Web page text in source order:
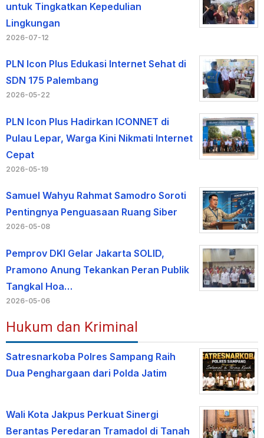
untuk Tingkatkan Kepedulian
Lingkungan
2026-07-12
PLN Icon Plus Edukasi Internet Sehat di
SDN 175 Palembang
2026-05-22
PLN Icon Plus Hadirkan ICONNET di
Pulau Lepar, Warga Kini Nikmati Internet
Cepat
2026-05-19
Samuel Wahyu Rahmat Samodro Soroti
Pentingnya Penguasaan Ruang Siber
2026-05-08
Pemprov DKI Gelar Jakarta SOLID,
Pramono Anung Tekankan Peran Publik
Tangkal Hoa…
2026-05-06
Hukum dan Kriminal
Satresnarkoba Polres Sampang Raih
Dua Penghargaan dari Polda Jatim
Wali Kota Jakpus Perkuat Sinergi
Berantas Peredaran Tramadol di Tanah